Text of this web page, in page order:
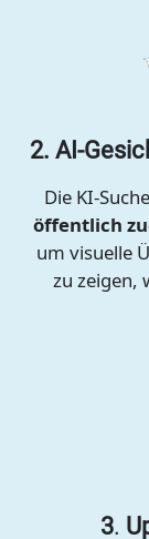
2. AI-
Die KI-
öffentlich
um visuelle
zu zeigen,
3.